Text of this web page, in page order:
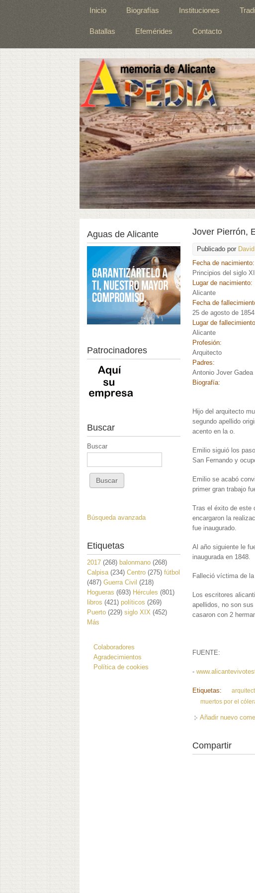
Inicio Biografías Instituciones
Batallas Efemérides Contacto
Jover Pierrón,
Publicado por
Fecha de nacimiento:
Principios del siglo
Lugar de nacimiento:
Alicante
Fecha de
25 de agosto de 1854
Lugar de
Alicante
Profesión:
Arquitecto
Padres:
Antonio Jover Gadea
Biografía:
Hijo del arquitecto
segundo apellido
acento en la o.
Emilio siguió los
San Fernando y
Emilio se acabó
primer gran trabajo
Tras el éxito de este
encargaron la
fue inaugurado.
Al año siguiente le
inaugurada en 1848.
Falleció víctima de
Los escritores
apellidos, no son
casaron con 2
FUENTE:
-
Etiquetas:
muertos por el
Añadir nuevo
Compartir
Aguas de Alicante
Patrocinadores
Buscar
Buscar
Búsqueda avanzada
Etiquetas
2017 (268) balonmano (268)
Calpisa (234) Centro (275) fútbol
(487) Guerra Civil (218)
Hogueras (693) Hércules (801)
libros (421) políticos (269)
Puerto (229) siglo XIX (452)
Más
Colaboradores
Agradecimientos
Política de cookies